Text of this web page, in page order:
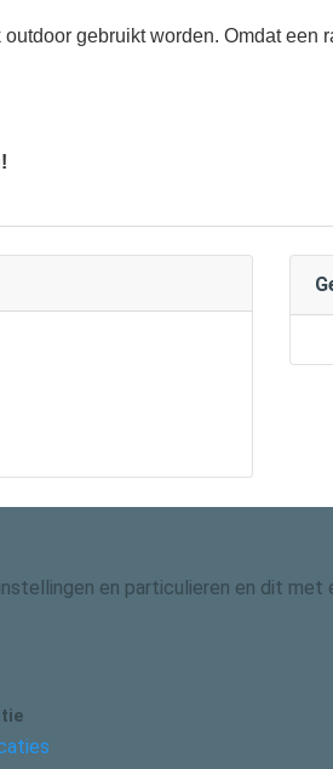
gebruikt worden. Omdat een
en particulieren en dit